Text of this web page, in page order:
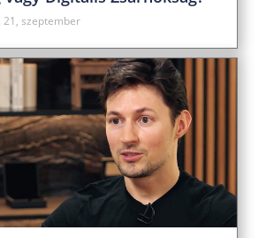
21, szeptember